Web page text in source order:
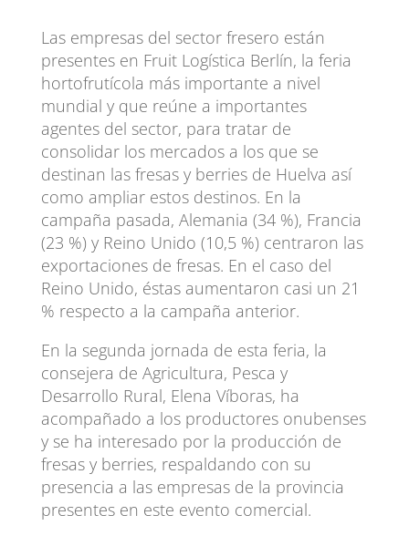
Las empresas del sector fresero están
presentes en Fruit Logística Berlín, la feria
hortofrutícola más importante a nivel
mundial y que reúne a importantes
agentes del sector, para tratar de
consolidar los mercados a los que se
destinan las fresas y berries de Huelva así
como ampliar estos destinos. En la
campaña pasada, Alemania (34 %), Francia
(23 %) y Reino Unido (10,5 %) centraron las
exportaciones de fresas. En el caso del
Reino Unido, éstas aumentaron casi un 21
% respecto a la campaña anterior.
En la segunda jornada de esta feria, la
consejera de Agricultura, Pesca y
Desarrollo Rural, Elena Víboras, ha
acompañado a los productores onubenses
y se ha interesado por la producción de
fresas y berries, respaldando con su
presencia a las empresas de la provincia
presentes en este evento comercial.